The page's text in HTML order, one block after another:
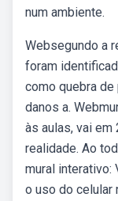
num ambiente.
Websegundo a
foram
como quebra
danos a.
às aulas, vai em
realidade. Ao
mural interativo:
o uso do celular